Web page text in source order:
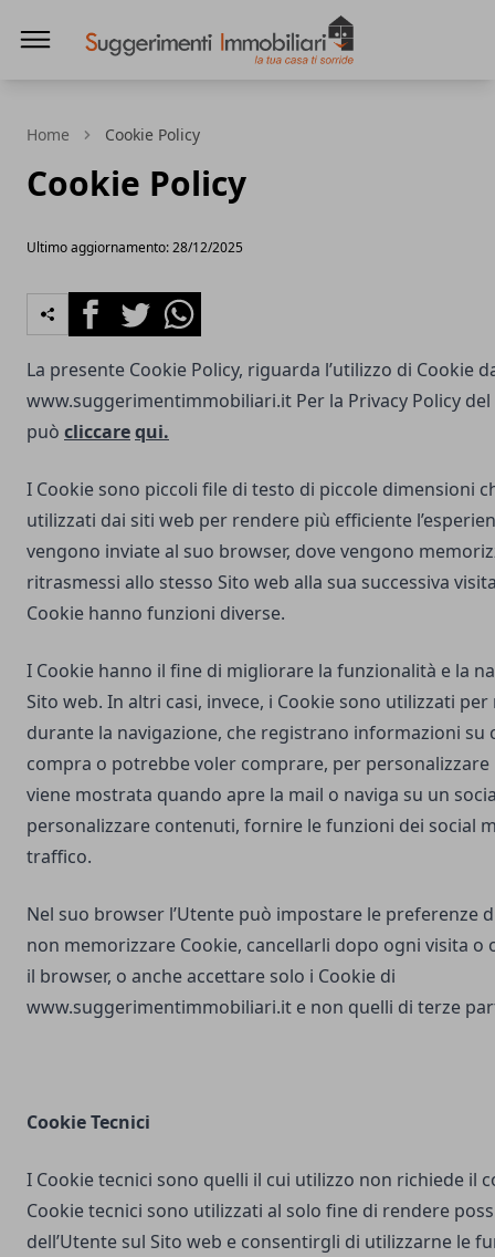
Home Cookie Policy
Cookie Policy
Ultimo aggiornamento: 28/12/2025
FacebookTwitterWhatsapp
La presente Cookie Policy, riguarda l’utilizzo di Cookie
www.suggerimentimmobiliari.it Per la Privacy Policy
può cliccarequi.
I Cookie sono piccoli file di testo di piccole dimensioni
utilizzati dai siti web per rendere più efficiente
vengono inviate al suo browser, dove vengono
ritrasmessi allo stesso Sito web alla sua successiva
Cookie hanno funzioni diverse.
I Cookie hanno il fine di migliorare la funzionalità e la
Sito web. In altri casi, invece, i Cookie sono utilizzati
durante la navigazione, che registrano informazioni su
compra o potrebbe voler comprare, per
viene mostrata quando apre la mail o naviga su un
personalizzare contenuti, fornire le funzioni dei social
traffico.
Nel suo browser l’Utente può impostare le preferenze
non memorizzare Cookie, cancellarli dopo ogni visita o
il browser, o anche accettare solo i Cookie di
www.suggerimentimmobiliari.it e non quelli di terze
Cookie Tecnici
I Cookie tecnici sono quelli il cui utilizzo non richiede il
Cookie tecnici sono utilizzati al solo fine di rendere
dell’Utente sul Sito web e consentirgli di utilizzarne le